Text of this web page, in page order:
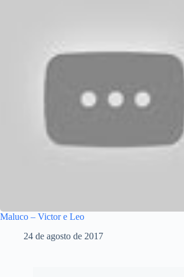
Maluco – Victor e Leo
24 de agosto de 2017